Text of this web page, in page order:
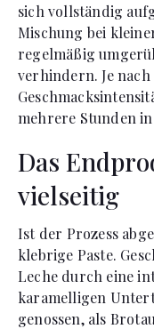
sich vollständig
Mischung bei
regelmäßig
verhindern. Je
mehrere Stunden
Das
vielseitig
Ist der Prozess
klebrige Paste.
Leche durch eine
karamelligen
genossen, als